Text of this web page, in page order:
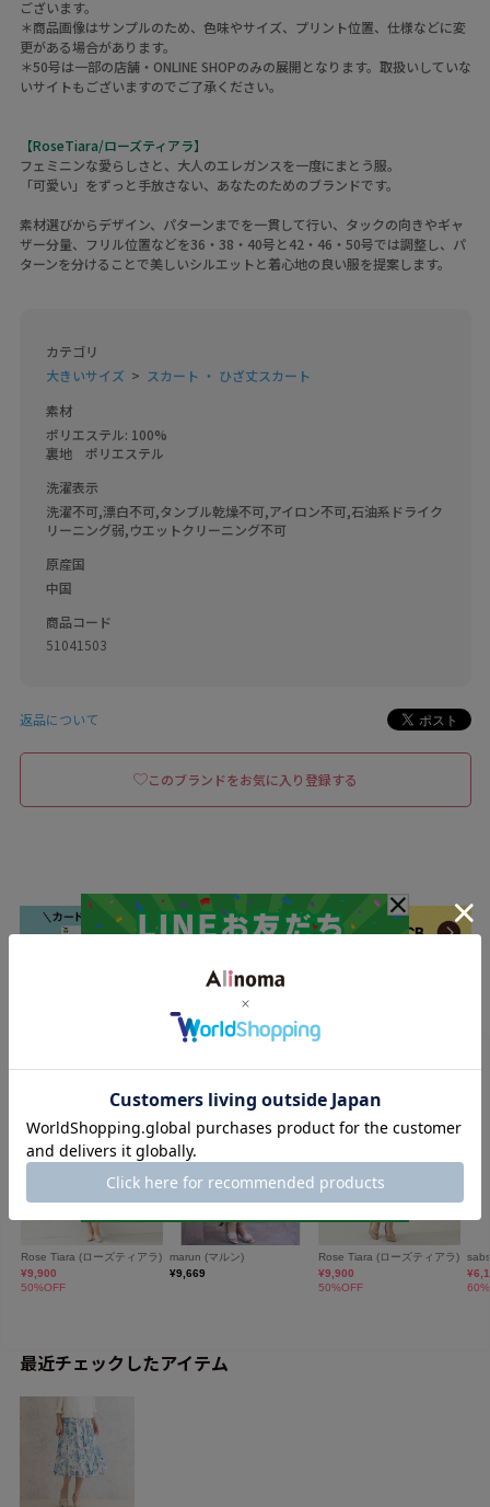
ございます。
＊商品画像はサンプルのため、色味やサイズ、プリント位置、仕様などに変
更がある場合があります。
＊50号は一部の店舗・ONLINE SHOPのみの展開となります。取扱いしていな
いサイトもございますのでご了承ください。
【RoseTiara/ローズティアラ】
フェミニンな愛らしさと、大人のエレガンスを一度にまとう服。
「可愛い」をずっと手放さない、あなたのためのブランドです。
素材選びからデザイン、パターンまでを一貫して行い、タックの向きやギャ
ザー分量、フリル位置などを36・38・40号と42・46・50号では調整し、パ
ターンを分けることで美しいシルエットと着心地の良い服を提案します。
カテゴリ
大きいサイズ
スカート ・ ひざ丈スカート
素材
ポリエステル: 100%
裏地　ポリエステル
洗濯表示
洗濯不可,漂白不可,タンブル乾燥不可,アイロン不可,石油系ドライク
リーニング弱,ウエットクリーニング不可
原産国
中国
商品コード
51041503
返品について
このブランドをお気に入り登録する
最近チェックしたアイテム